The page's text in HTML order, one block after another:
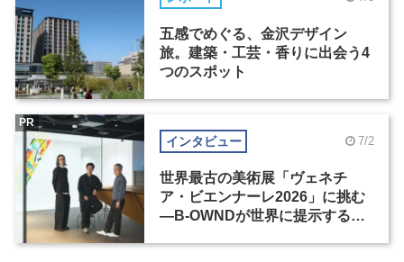
五感でめぐる、金沢デザイン
旅。建築・工芸・香りに出会う4
つのスポット
インタビュー 7/2
世界最古の美術展「ヴェネチ
ア・ビエンナーレ2026」に挑む
―B-OWNDが世界に提示する美
PR